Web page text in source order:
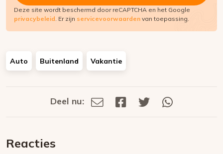
Deze site wordt beschermd door reCAPTCHA en het Google
privacybeleid. Er zijn servicevoorwaarden van toepassing.
Auto Buitenland Vakantie
Deel
Deel nu:
Deel
Deel
Deel
Reacties